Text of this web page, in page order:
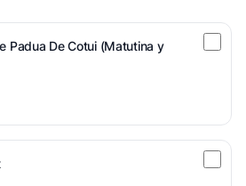
Padua De Cotui (Matutina y